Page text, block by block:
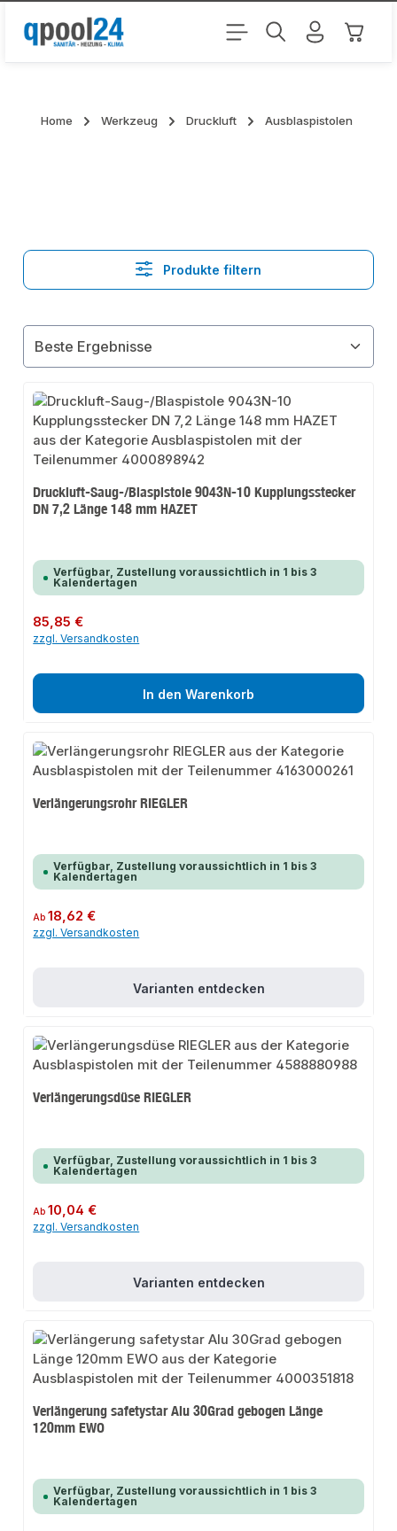
Zum Hauptinhalt springen
Home Werkzeug Druckluft Ausblaspistolen
Produkte filtern
Druckluft-Saug-/Blaspistole 9043N-10 Kupplungsstecker
DN 7,2 Länge 148 mm HAZET
Verfügbar, Zustellung voraussichtlich in 1 bis 3
Kalendertagen
Regulärer Preis:
85,85 €
zzgl. Versandkosten
In den Warenkorb
Verlängerungsrohr RIEGLER
Verfügbar, Zustellung voraussichtlich in 1 bis 3
Kalendertagen
Regulärer Preis:
Ab18,62 €
zzgl. Versandkosten
Varianten entdecken
Verlängerungsdüse RIEGLER
Verfügbar, Zustellung voraussichtlich in 1 bis 3
Kalendertagen
Regulärer Preis:
Ab10,04 €
zzgl. Versandkosten
Varianten entdecken
Verlängerung safetystar Alu 30Grad gebogen Länge
120mm EWO
Verfügbar, Zustellung voraussichtlich in 1 bis 3
Kalendertagen